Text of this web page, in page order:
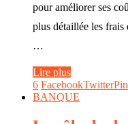
pour améliorer ses
plus détaillée les frais
…
Lire plus
6 FacebookTwitter
BANQUE